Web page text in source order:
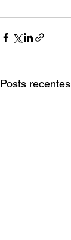
Posts recentes